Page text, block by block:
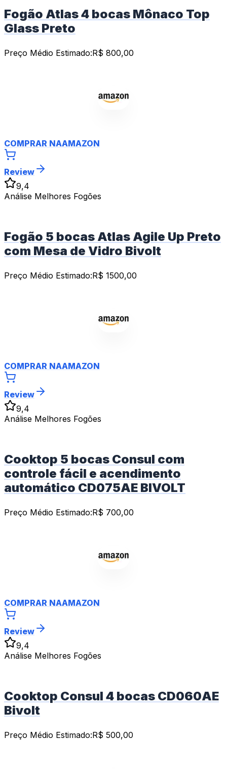
Fogão Atlas 4 bocas Mônaco Top
Glass Preto
Preço Médio Estimado:R$ 800,00
COMPRAR NAAMAZON
Review
9,4
Análise Melhores Fogões
Fogão 5 bocas Atlas Agile Up Preto
com Mesa de Vidro Bivolt
Preço Médio Estimado:R$ 1500,00
COMPRAR NAAMAZON
Review
9,4
Análise Melhores Fogões
Cooktop 5 bocas Consul com
controle fácil e acendimento
automático CD075AE BIVOLT
Preço Médio Estimado:R$ 700,00
COMPRAR NAAMAZON
Review
9,4
Análise Melhores Fogões
Cooktop Consul 4 bocas CD060AE
Bivolt
Preço Médio Estimado:R$ 500,00